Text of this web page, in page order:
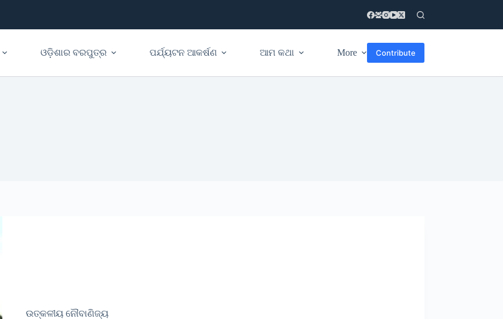
ଓଡ଼ିଶାର ବରପୁତ୍ର ପର୍ଯ୍ୟଟନ ଆକର୍ଷଣ ଆମ କଥା More Contribute
ଉତ୍କଳୀୟ ନୌବାଣିଜ୍ୟ